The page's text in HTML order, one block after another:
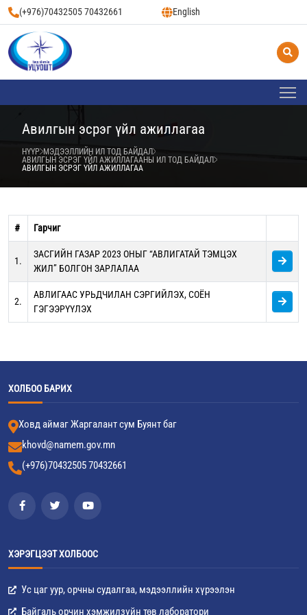
(+976)70432505 70432661 English
Авилгын эсрэг үйл ажиллагаа
НҮҮР МЭДЭЭЛЛИЙН ИЛ ТОД БАЙДАЛ
АВИЛГЫН ЭСРЭГ ҮЙЛ АЖИЛЛАГААНЫ ИЛ ТОД БАЙДАЛ
АВИЛГЫН ЭСРЭГ ҮЙЛ АЖИЛЛАГАА
# Гарчиг
1.
ЗАСГИЙН ГАЗАР 2023 ОНЫГ “АВЛИГАТАЙ ТЭМЦЭХ
ЖИЛ” БОЛГОН ЗАРЛАЛАА
2.
АВЛИГААС УРЬДЧИЛАН СЭРГИЙЛЭХ, СОЁН
ГЭГЭЭРҮҮЛЭХ
ХОЛБОО БАРИХ
Ховд аймаг Жаргалант сум Буянт баг
khovd@namem.gov.mn
(+976)70432505 70432661
ХЭРЭГЦЭЭТ ХОЛБООС
Ус цаг уур, орчны судалгаа, мэдээллийн хүрээлэн
Байгаль орчин хэмжилзүйн төв лаборатори